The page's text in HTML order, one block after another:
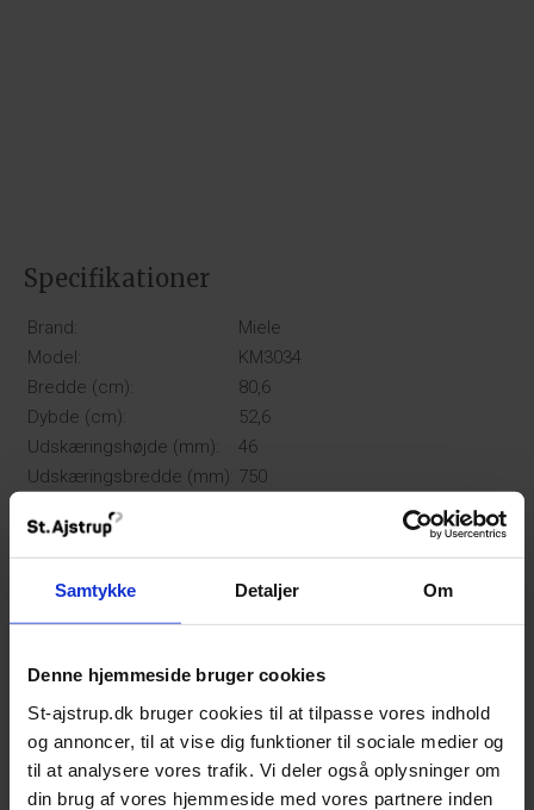
Samtykke Detaljer Om
Denne hjemmeside bruger cookies
St-ajstrup.dk bruger cookies til at tilpasse vores indhold
og annoncer, til at vise dig funktioner til sociale medier og
til at analysere vores trafik. Vi deler også oplysninger om
din brug af vores hjemmeside med vores partnere inden
Specifikationer
Brand:
Miele
Model:
KM3034
Bredde (cm):
80,6
Dybde (cm):
52,6
Udskæringshøjde (mm):
46
Udskæringsbredde (mm): 750
Udskæringsdybde (mm):
Kogezoner (antal):
Type:
Gas